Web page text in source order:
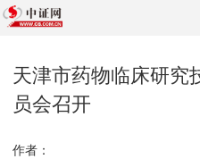
天津市药物临床研究
员会召开
作者：